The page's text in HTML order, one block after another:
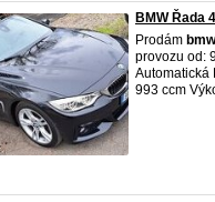
BMW Řada
Prodám bmw
provozu od:
Automatická
993 ccm